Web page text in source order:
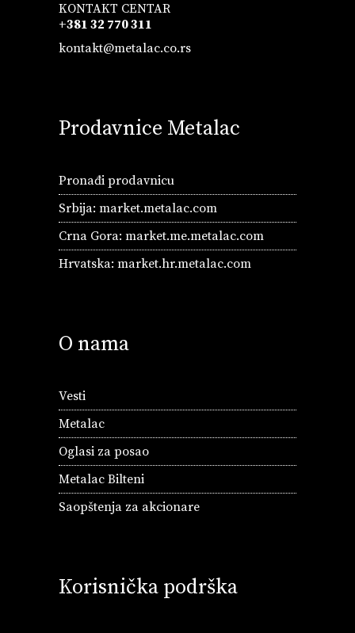
KONTAKT CENTAR
+381 32 770 311
kontakt@metalac.co.rs
Prodavnice Metalac
Pronađi prodavnicu
Srbija: market.metalac.com
Crna Gora: market.me.metalac.com
Hrvatska: market.hr.metalac.com
O nama
Vesti
Metalac
Oglasi za posao
Metalac Bilteni
Saopštenja za akcionare
Korisnička podrška